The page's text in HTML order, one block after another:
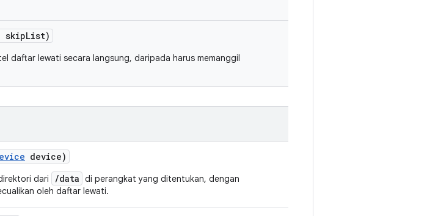
skipList)
daftar lewati secara langsung, daripada harus memanggil
device)
dari /data di perangkat yang ditentukan, dengan
oleh daftar lewati.